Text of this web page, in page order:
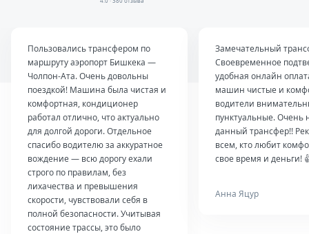
Пользовались трансфером по
маршруту аэропорт Бишкека —
Чолпон-Ата. Очень довольны
поездкой! Машина была чистая и
комфортная, кондиционер
работал отлично, что актуально
для долгой дороги. Отдельное
спасибо водителю за аккуратное
вождение — всю дорогу ехали
строго по правилам, без
лихачества и превышения
скорости, чувствовали себя в
полной безопасности. Учитывая
состояние трассы, это было
Замечательный
Своевременное
удобная онлайн
машин чистые и
водители
пунктуальные. Очень
данный трансфер!!
всем, кто любит
свое время и деньги!
Анна Яцур